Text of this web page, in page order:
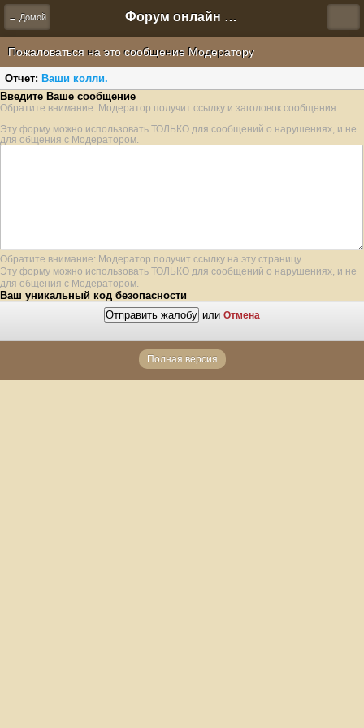
← Домой Форум онлайн игры "Новая Эра" (Нюра Биз)
Пожаловаться на это сообщение Модератору
Отчет: Ваши колли.
Введите Ваше сообщение
Обратите внимание: Модератор получит ссылку и заголовок сообщения.
Эту форму можно использовать ТОЛЬКО для сообщений о нарушениях, и не
для общения с Модератором.
Обратите внимание: Модератор получит ссылку на эту страницу
Эту форму можно использовать ТОЛЬКО для сообщений о нарушениях, и не
для общения с Модератором.
Ваш уникальный код безопасности
или Отмена
Полная версия